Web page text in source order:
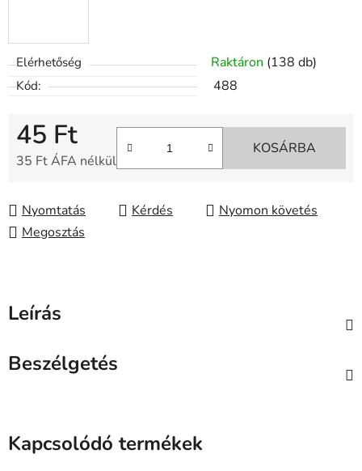
Elérhetőség Raktáron (138 db)
Kód: 488
45 Ft
35 Ft ÁFA nélkül
KOSÁRBA
Nyomtatás Kérdés
Nyomon követés
Megosztás
Leírás
Beszélgetés
Kapcsolódó termékek